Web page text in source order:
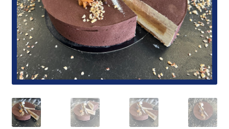
Infos-FAQ
Ouvrir
le
menu
enfant
Livre d’or